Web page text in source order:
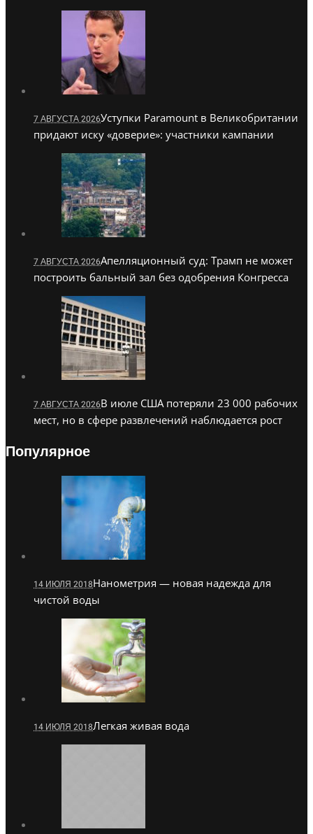
7 АВГУСТА 2026Уступки Paramount в Великобритании
придают иску «доверие»: участники кампании
7 АВГУСТА 2026Апелляционный суд: Трамп не может
построить бальный зал без одобрения Конгресса
7 АВГУСТА 2026В июле США потеряли 23 000 рабочих
мест, но в сфере развлечений наблюдается рост
Популярное
14 ИЮЛЯ 2018Нанометрия — новая надежда для
чистой воды
14 ИЮЛЯ 2018Легкая живая вода